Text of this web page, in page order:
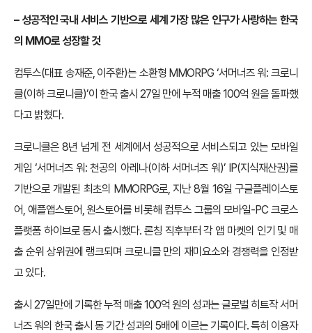
– 성공적인 국내 서비스 기반으로 세계 가장 많은 인구가 사랑하는 한국
의 MMO로 성장할 것
컴투스(대표 송재준, 이주환)는 소환형 MMORPG ‘서머너즈 워: 크로니
클(이하 크로니클)’이 한국 출시 27일 만에 누적 매출 100억 원을 돌파했
다고 밝혔다.
크로니클은 8년 넘게 전 세계에서 성공적으로 서비스되고 있는 모바일
게임 ‘서머너즈 워: 천공의 아레나(이하 서머너즈 워)’ IP(지식재산권)를
기반으로 개발된 최초의 MMORPG로, 지난 8월 16일 구글플레이스토
어, 애플앱스토어, 원스토어를 비롯해 컴투스 그룹의 모바일-PC 크로스
플랫폼 하이브로 동시 출시했다. 론칭 직후부터 각 앱 마켓의 인기 및 매
출 순위 상위권에 랭크되며 크로니클 만의 재미요소와 경쟁력을 인정받
고 있다.
출시 27일만에 기록한 누적 매출 100억 원의 성과는 글로벌 히트작 서머
너즈 워의 한국 출시 동 기간 성과의 5배에 이르는 기록이다. 특히 이용자